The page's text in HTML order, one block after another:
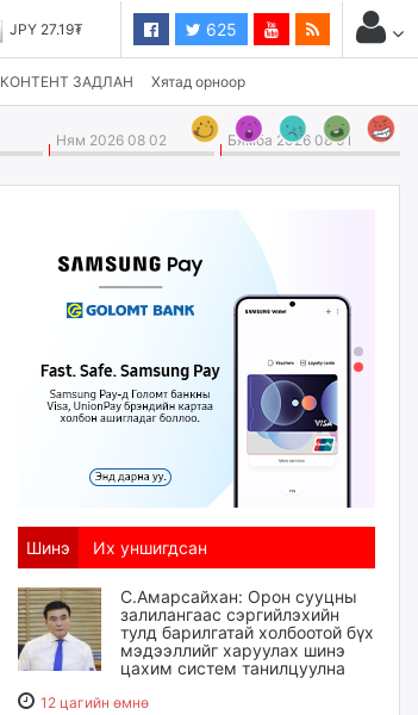
JPY 27.19₮ 625
КОНТЕНТ ЗАДЛАН Хятад орноор
Ням 2026 08 02 Бямба 2026 08 01
Шинэ Их уншигдсан
С.Амарсайхан: Орон сууцны
залилангаас сэргийлэхийн
тулд барилгатай холбоотой бүх
мэдээллийг харуулах шинэ
цахим систем танилцуулна
12 цагийн өмнө